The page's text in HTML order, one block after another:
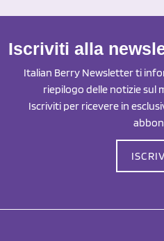
Iscriviti alla
Italian Berry Newsletter ti
riepilogo delle notizie sul
Iscriviti per ricevere in